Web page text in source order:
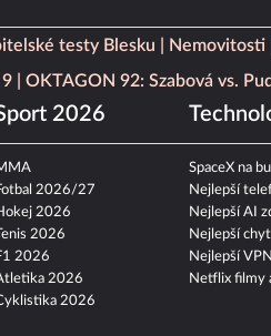
testy Blesku Nemovitosti
OKTAGON 92: Szabová vs.
2026
2026/27
2026
2026
2026
2026
2026
SpaceX na
Nejlepší
Nejlepší AI
Nejlepší
Nejlepší
Netflix filmy